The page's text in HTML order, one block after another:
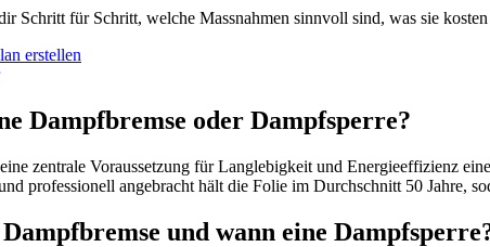
Schritt für Schritt, welche Massnahmen sinnvoll sind, was sie
erstellen
Dampfbremse oder Dampfsperre?
zentrale Voraussetzung für Langlebigkeit und Energieeffizienz
professionell angebracht hält die Folie im Durchschnitt 50 Jahre,
und wann eine